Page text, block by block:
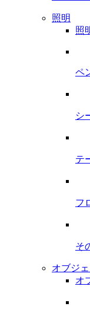
照明
照
ペ
シ
テ
フ
そ
オブジ
オ